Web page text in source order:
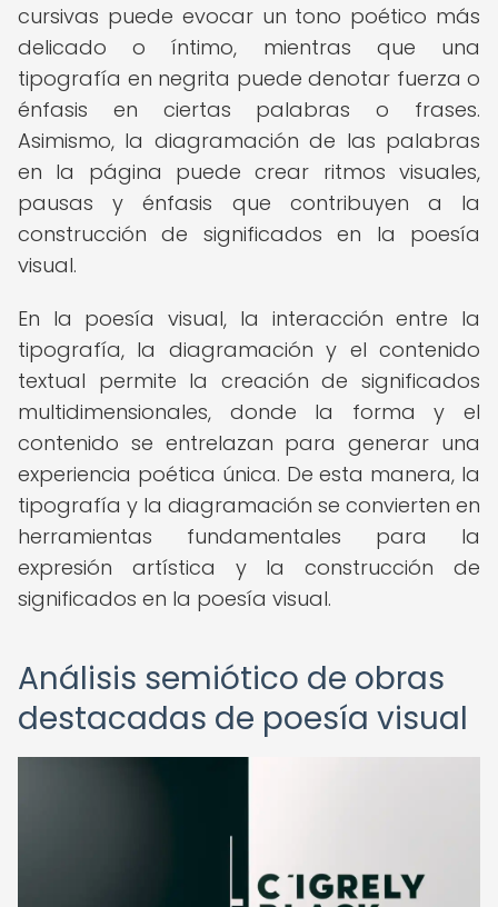
cursivas puede evocar un tono poético más
delicado o íntimo, mientras que una
tipografía en negrita puede denotar fuerza o
énfasis en ciertas palabras o frases.
Asimismo, la diagramación de las palabras
en la página puede crear ritmos visuales,
pausas y énfasis que contribuyen a la
construcción de significados en la poesía
visual.
En la poesía visual, la interacción entre la
tipografía, la diagramación y el contenido
textual permite la creación de significados
multidimensionales, donde la forma y el
contenido se entrelazan para generar una
experiencia poética única. De esta manera, la
tipografía y la diagramación se convierten en
herramientas fundamentales para la
expresión artística y la construcción de
significados en la poesía visual.
Análisis semiótico de obras
destacadas de poesía visual